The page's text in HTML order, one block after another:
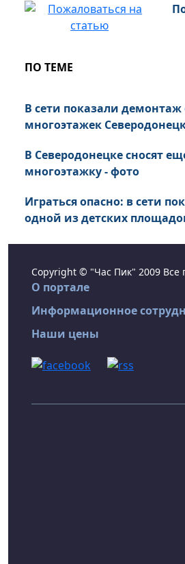
ПО ТЕМЕ
В сети показали
многоэтажек
В Северодонецке сносят
многоэтажку - фото
Играться опасно: в сети
одной из детских
Copyright © "Час Пик" 2009
О портале
Информационное
Наши цены